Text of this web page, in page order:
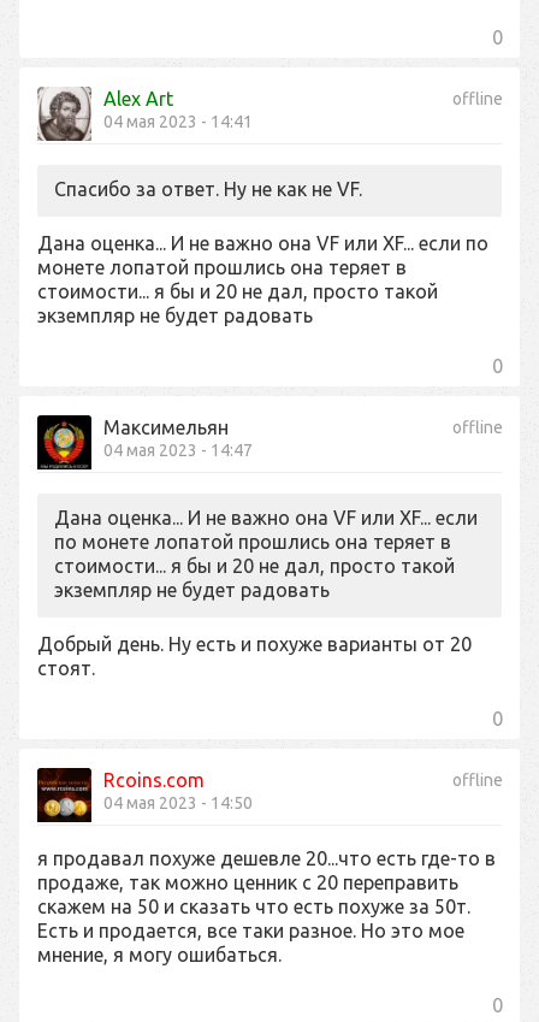
0
offline
Alex Art
04 мая 2023 - 14:41
Спасибо за ответ. Ну не как не VF.
Дана оценка... И не важно она VF или XF... если по
монете лопатой прошлись она теряет в
стоимости... я бы и 20 не дал, просто такой
экземпляр не будет радовать
0
offline
Максимельян
04 мая 2023 - 14:47
Дана оценка... И не важно она VF или XF... если
по монете лопатой прошлись она теряет в
стоимости... я бы и 20 не дал, просто такой
экземпляр не будет радовать
Добрый день. Ну есть и похуже варианты от 20
стоят.
0
offline
Rcoins.com
04 мая 2023 - 14:50
я продавал похуже дешевле 20...что есть где-то в
продаже, так можно ценник с 20 переправить
скажем на 50 и сказать что есть похуже за 50т.
Есть и продается, все таки разное. Но это мое
мнение, я могу ошибаться.
0